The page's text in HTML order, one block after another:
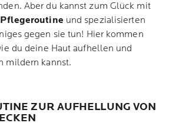
Aber du kannst zum Glück mit
Pflegeroutine und spezialisierten
gegen sie tun! Hier kommen
du deine Haut aufhellen und
mildern kannst.
ZUR AUFHELLUNG VON